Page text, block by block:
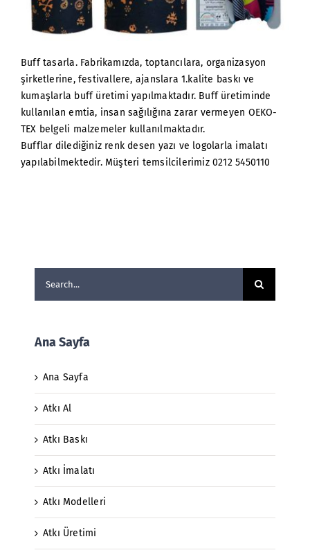
Buff tasarla. Fabrikamızda, toptancılara, organizasyon
şirketlerine, festivallere, ajanslara 1.kalite baskı ve
kumaşlarla buff üretimi yapılmaktadır. Buff üretiminde
kullanılan emtia, insan sağılığına zarar vermeyen OEKO-
TEX belgeli malzemeler kullanılmaktadır.
Bufflar dilediğiniz renk desen yazı ve logolarla imalatı
yapılabilmektedir. Müşteri temsilcilerimiz 0212 5450110
Ana Sayfa
Ana Sayfa
Atkı Al
Atkı Baskı
Atkı İmalatı
Atkı Modelleri
Atkı Üretimi